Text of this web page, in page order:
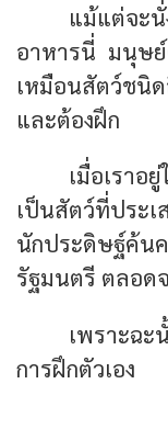
แม้แต่จ
อาหารนี่ มนุษ
เหมือนสัตว์ชนิ
และต้องฝึก
เมื่อเราอ
เป็นสัตว์ที่ประ
นักประดิษฐ์ค้น
รัฐมนตรี ตลอด
เพราะฉ
การฝึกตัวเอง